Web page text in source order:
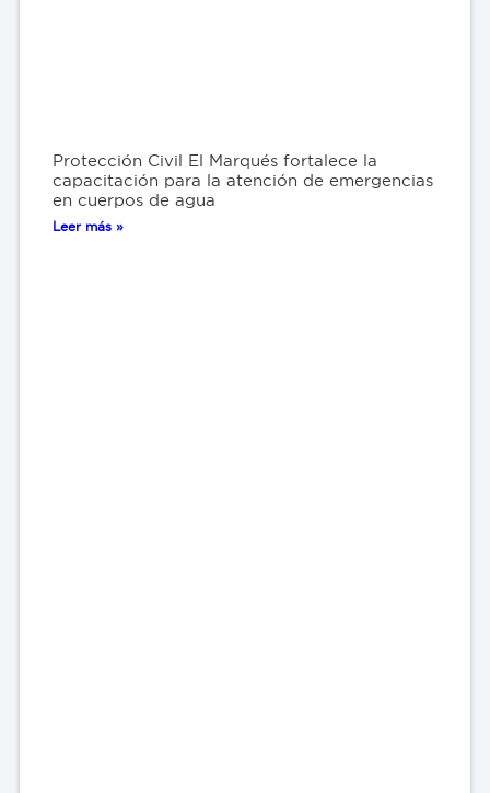
Protección Civil El Marqués fortalece la
capacitación para la atención de emergencias
en cuerpos de agua
Leer más »